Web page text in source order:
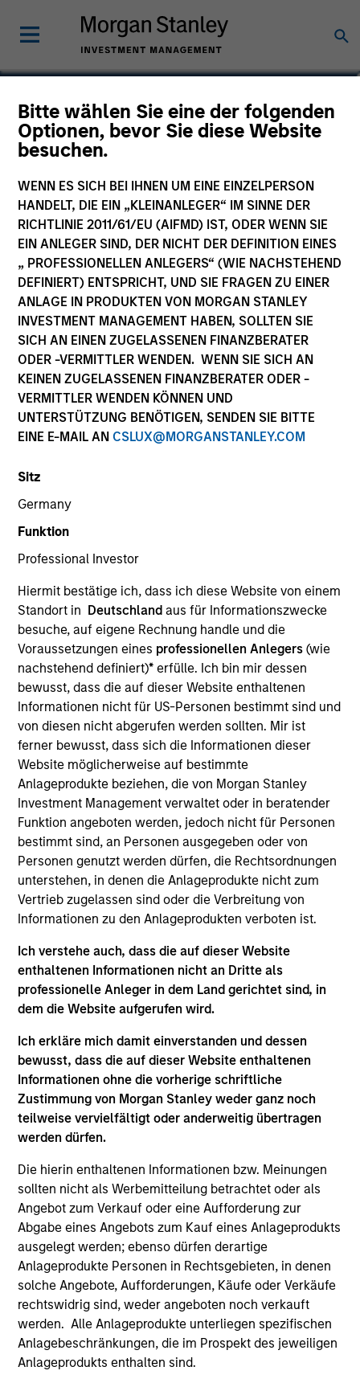
Bitte wählen Sie eine der folgenden
Optionen, bevor Sie diese Website
besuchen.
WENN ES SICH BEI IHNEN UM EINE EINZELPERSON
HANDELT, DIE EIN „KLEINANLEGER“ IM SINNE DER
RICHTLINIE 2011/61/EU (AIFMD) IST, ODER WENN SIE
EIN ANLEGER SIND, DER NICHT DER DEFINITION EINES
„ PROFESSIONELLEN ANLEGERS“ (WIE NACHSTEHEND
DEFINIERT) ENTSPRICHT, UND SIE FRAGEN ZU EINER
ANLAGE IN PRODUKTEN VON MORGAN STANLEY
INVESTMENT MANAGEMENT HABEN, SOLLTEN SIE
SICH AN EINEN ZUGELASSENEN FINANZBERATER
ODER -VERMITTLER WENDEN. WENN SIE SICH AN
KEINEN ZUGELASSENEN FINANZBERATER ODER -
VERMITTLER WENDEN KÖNNEN UND
UNTERSTÜTZUNG BENÖTIGEN, SENDEN SIE BITTE
EINE E-MAIL AN CSLUX@MORGANSTANLEY.COM
Sitz
Germany
Funktion
Professional Investor
Hiermit bestätige ich, dass ich diese Website von einem
Standort in Deutschland aus für Informationszwecke
besuche, auf eigene Rechnung handle und die
Voraussetzungen eines professionellen Anlegers(wie
nachstehend definiert)* erfülle. Ich bin mir dessen
bewusst, dass die auf dieser Website enthaltenen
Informationen nicht für US-Personen bestimmt sind und
von diesen nicht abgerufen werden sollten. Mir ist
ferner bewusst, dass sich die Informationen dieser
Website möglicherweise auf bestimmte
Anlageprodukte beziehen, die von Morgan Stanley
Investment Management verwaltet oder in beratender
Funktion angeboten werden, jedoch nicht für Personen
bestimmt sind, an Personen ausgegeben oder von
Personen genutzt werden dürfen, die Rechtsordnungen
unterstehen, in denen die Anlageprodukte nicht zum
Vertrieb zugelassen sind oder die Verbreitung von
Informationen zu den Anlageprodukten verboten ist.
Ich verstehe auch, dass die auf dieser Website
enthaltenen Informationen nicht an Dritte als
professionelle Anleger in dem Land gerichtet sind, in
dem die Website aufgerufen wird.
Ich erkläre mich damit einverstanden und dessen
bewusst, dass die auf dieser Website enthaltenen
Informationen ohne die vorherige schriftliche
Zustimmung von Morgan Stanley weder ganz noch
teilweise vervielfältigt oder anderweitig übertragen
werden dürfen.
Die hierin enthaltenen Informationen bzw. Meinungen
sollten nicht als Werbemitteilung betrachtet oder als
Angebot zum Verkauf oder eine Aufforderung zur
Abgabe eines Angebots zum Kauf eines Anlageprodukts
ausgelegt werden; ebenso dürfen derartige
Anlageprodukte Personen in Rechtsgebieten, in denen
solche Angebote, Aufforderungen, Käufe oder Verkäufe
rechtswidrig sind, weder angeboten noch verkauft
werden. Alle Anlageprodukte unterliegen spezifischen
Anlagebeschränkungen, die im Prospekt des jeweiligen
Anlageprodukts enthalten sind.
Michael P. Carroll
Partner
19 Years
TEAM
Morgan Stanley Private Equity Solutions Team
Michael Carroll is a Managing Director and Partner
with the Morgan Stanley Private Equity Solutions
team. Prior to joining the firm, Michael served on
the investment teams at Davidson Kempner Capital
Management and Tennenbaum Capital Partners. He
began his career as an investment banking analyst
at J.P. Morgan. Michael received a B.B.A. with high
distinction from the University of Michigan and an
M.B.A. from the Wharton School of the University of
Pennsylvania.
Team Insights
QUARTERLY
Private Markets Perspectives Q4
Webinar
In this quarter’s webinar, our investment
leaders provided a comprehensive view of the
private markets landscape, shared strategic
asset class insights—including a health check
on private credit—and delivered an in-depth
analysis of the evolving dynamics in private
equity.